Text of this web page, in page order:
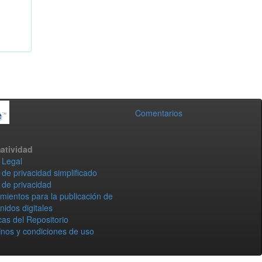
Comentarios
privacidad simplificado
privacidad
para la publicación de
digitales
del Repositorio
y condiciones de uso